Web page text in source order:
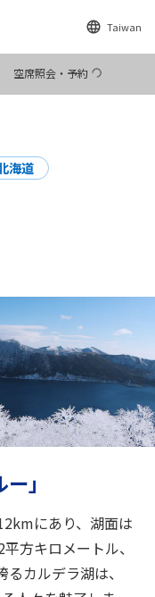
Taiwan
空席照会・予約
海道
」
にあり、湖面は
方キロメートル、
カルデラ湖は、